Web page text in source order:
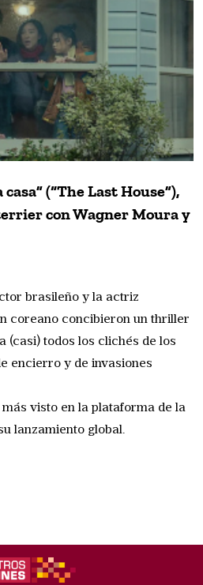
(“The Last House”),
con Wagner Moura y
brasileño y la actriz
coreano concibieron un thriller
(casi) todos los clichés de los
encierro y de invasiones
visto en la plataforma de la
lanzamiento global.